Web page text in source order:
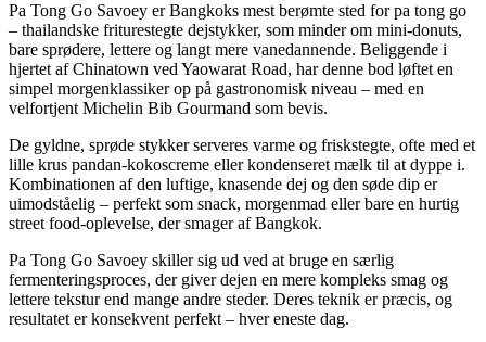
Pa Tong Go Savoey er Bangkoks mest berømte sted for pa tong go
– thailandske friturestegte dejstykker, som minder om mini-donuts,
bare sprødere, lettere og langt mere vanedannende. Beliggende i
hjertet af Chinatown ved Yaowarat Road, har denne bod løftet en
simpel morgenklassiker op på gastronomisk niveau – med en
velfortjent Michelin Bib Gourmand som bevis.
De gyldne, sprøde stykker serveres varme og friskstegte, ofte med et
lille krus pandan-kokoscreme eller kondenseret mælk til at dyppe i.
Kombinationen af den luftige, knasende dej og den søde dip er
uimodståelig – perfekt som snack, morgenmad eller bare en hurtig
street food-oplevelse, der smager af Bangkok.
Pa Tong Go Savoey skiller sig ud ved at bruge en særlig
fermenteringsproces, der giver dejen en mere kompleks smag og
lettere tekstur end mange andre steder. Deres teknik er præcis, og
resultatet er konsekvent perfekt – hver eneste dag.